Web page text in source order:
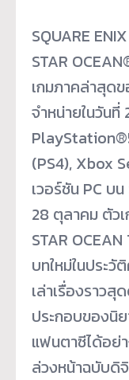
SQUARE
STAR
เกมภาคล่าสุด
จำหน่ายในวัน
(PS4), Xbox
เวอร์ชัน PC บ
28 ตุลาคม ตัว
STAR
บทใหม่ในประ
เล่าเรื่องราว
ประกอบของนิ
แฟนตาซีได้อย่
ล่วงหน้าฉบับดิ